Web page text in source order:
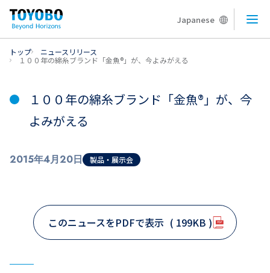
Japanese メ
トップ
ニュースリリース
１００年の綿糸ブランド「金魚®」が、今よみがえる
１００年の綿糸ブランド「金魚®」が、今
よみがえる
2015年4月20日 製品・展示会
このニュースをPDFで表示 ( 199KB )